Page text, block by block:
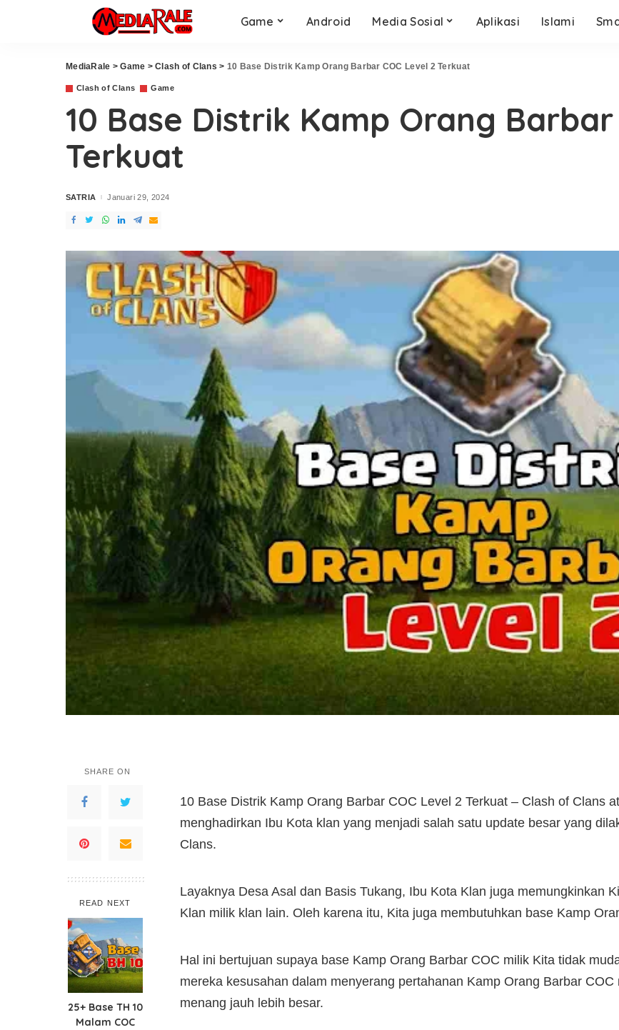
Game Android Media Sosial Aplikasi Islami
MediaRale >Game >Clash of Clans > 10 Base Distrik Kamp Orang Barbar COC Level 2 Terkuat
Clash of Clans Game
10 Base Distrik Kamp Orang Barbar
Terkuat
Posted
SATRIA Januari 29, 2024
SHARE ON
READ NEXT
25+ Base TH 10
Malam COC
10 Base Distrik Kamp Orang Barbar COC Level 2 Terkuat – Clash of Clans
menghadirkan Ibu Kota klan yang menjadi salah satu update besar yang
Clans.
Layaknya Desa Asal dan Basis Tukang, Ibu Kota Klan juga memungkinkan
Klan milik klan lain. Oleh karena itu, Kita juga membutuhkan base Kamp
Hal ini bertujuan supaya base Kamp Orang Barbar COC milik Kita tidak
mereka kesusahan dalam menyerang pertahanan Kamp Orang Barbar
menang jauh lebih besar.